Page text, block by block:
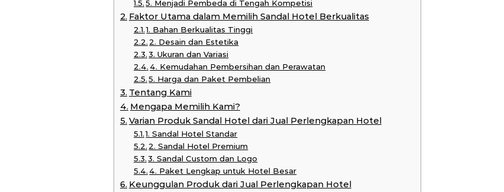
5. Menjadi Pembeda di Tengah Kompetisi
Faktor Utama dalam Memilih Sandal Hotel Berkualitas
1. Bahan Berkualitas Tinggi
2. Desain dan Estetika
3. Ukuran dan Variasi
4. Kemudahan Pembersihan dan Perawatan
5. Harga dan Paket Pembelian
Tentang Kami
Mengapa Memilih Kami?
Varian Produk Sandal Hotel dari Jual Perlengkapan Hotel
1. Sandal Hotel Standar
2. Sandal Hotel Premium
3. Sandal Custom dan Logo
4. Paket Lengkap untuk Hotel Besar
Keunggulan Produk dari Jual Perlengkapan Hotel